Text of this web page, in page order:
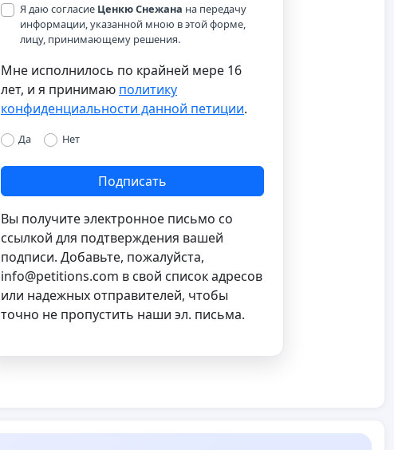
Я даю согласие Ценкю Снежана на передачу
информации, указанной мною в этой форме,
лицу, принимающему решения.
Мне исполнилось по крайней мере 16
лет, и я принимаю политику
конфиденциальности данной петиции.
Да Нет
Подписать
Вы получите электронное письмо со
ссылкой для подтверждения вашей
подписи. Добавьте, пожалуйста,
info@petitions.com в свой список адресов
или надежных отправителей, чтобы
точно не пропустить наши эл. письма.